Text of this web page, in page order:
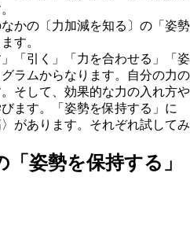
かの〔力加減を知る〕の「姿勢
す。
「引く」「力を合わせる」「姿
ラムからなります。自分の力の
そして、効果的な力の入れ方や
ます。「姿勢を保持する」に
があります。それぞれ試してみ
「姿勢を保持する」